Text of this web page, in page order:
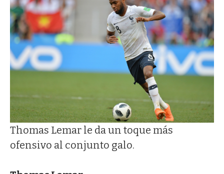
Thomas Lemar le da un toque más
ofensivo al conjunto galo.